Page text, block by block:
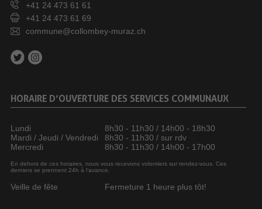
+41 24 473 61 61
+41 24 473 61 69
commune@collombey-muraz.ch
HORAIRE D’OUVERTURE DES SERVICES COMMUNAUX
Lundi
8h30 - 11h30 / 14h00 - 18h30
Mardi / Jeudi / Vendredi
8h30 - 11h30 / sur rdv
Mercredi
8h30 - 11h30 / 14h00 - 17h00
En dehors de ces horaires, nous vous recevons volontiers sur rendez-vous. Ces
derniers se prennent 24h à l’avance.
Veille de fête Fermeture 1 heure plus tôt!